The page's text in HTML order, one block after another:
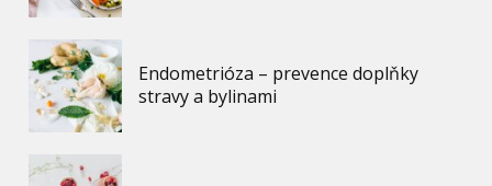
Endometrióza – prevence doplňky
stravy a bylinami